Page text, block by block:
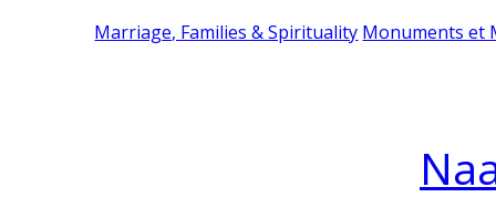
Marriage, Families & Spirituality Monuments et